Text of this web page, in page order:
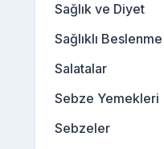
Sağlık ve Diyet
Sağlıklı Beslenme
Salatalar
Sebze Yemekleri
Sebzeler